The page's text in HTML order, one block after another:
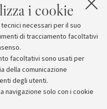
i cookie
necessari per il suo
di tracciamento facoltativi
facoltativi sono usati per
della comunicazione
degli utenti.
navigazione solo con i cookie
[676.2 KB]